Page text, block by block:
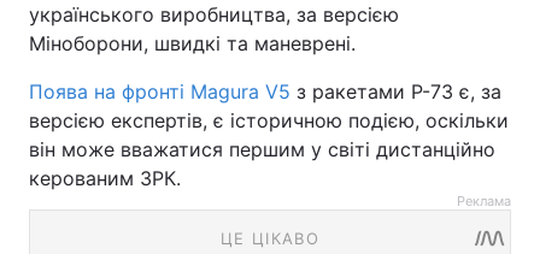
українського виробництва, за версією
Міноборони, швидкі та маневрені.
Поява на фронті Magura V5 з ракетами Р-73 є, за
версією експертів, є історичною подією, оскільки
він може вважатися першим у світі дистанційно
керованим ЗРК.
Реклама